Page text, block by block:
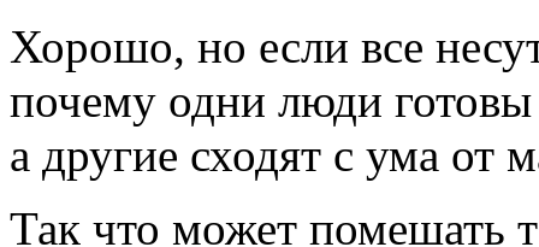
Хорошо, но если все
почему одни люди готовы
а другие сходят с ума от
Так что может помешать